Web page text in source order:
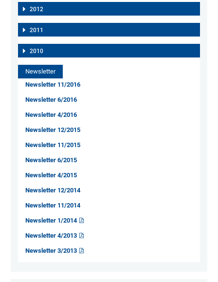
2012
2011
2010
Newsletter
Newsletter 11/2016
Newsletter 6/2016
Newsletter 4/2016
Newsletter 12/2015
Newsletter 11/2015
Newsletter 6/2015
Newsletter 4/2015
Newsletter 12/2014
Newsletter 11/2014
Newsletter 1/2014
Newsletter 4/2013
Newsletter 3/2013